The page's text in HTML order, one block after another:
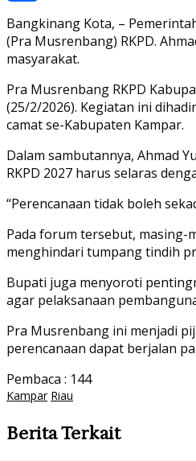
Link
Share
Bangkinang Kota, –
(Pra Musrenbang) RKPD.
masyarakat.
Pra Musrenbang RKPD
(25/2/2026). Kegiatan ini
camat se-Kabupaten Kampar.
Dalam sambutannya, Ahmad
RKPD 2027 harus selaras
“Perencanaan tidak boleh
Pada forum tersebut, masing-
menghindari tumpang tindih
Bupati juga menyoroti
agar pelaksanaan
Pra Musrenbang ini menjadi
perencanaan dapat berjalan
Pembaca : 144
Kampar Riau
Berita Terkait